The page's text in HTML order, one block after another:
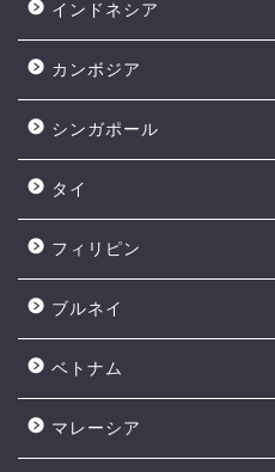
インドネシア
カンボジア
シンガポール
タイ
フィリピン
ブルネイ
ベトナム
マレーシア